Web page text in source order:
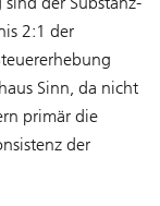
2:1 der
Sinn, da nicht
primär die
der